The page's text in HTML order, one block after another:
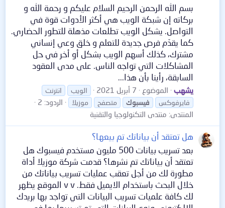
بسم الله الرحمن الرحيم السلام عليكم و رحمة الله و
بركاته إن شبكة الويب هي أكثر الأدوات قوة في
التواصل. يشكل الويب تطلعات مذهلة للتطور الحضاري.
كما يقدّم فرص جديدة للتعلم و خلق وعي إنساني
مشترك، كذلك أسهم الويب بشكل أو أخر في حل
المشاكلات التي تواجه الناس. على مدى العقود
السابقة، رأينا بأن هذا...
يشهب الموضوع 7 أبريل 2021 الويب
انترنت
فايرفوكس
فيسبوك متصفح موزيلا
الردود: 2
المنتدى: منتدى التكنولوجيا والتقنية
هل تعتقد أن بياناتك تم بيعها؟
بعد تسريب بيانات 500 مليون مستخدم فيسبوك هل
تعتقد أن بياناتك تم نشرها؟ قدمت شركة موزيلا أداة
مطورة لك من أجل تعقب عمليات تسريب بياناتك من
خلال البحث باستخدام الايميل فقط. v v الموقع يظهر
لك كافة علميات تسريب البيانات التي تواجد بها بريدك